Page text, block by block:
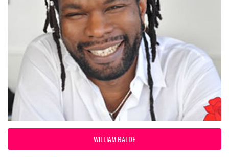
WILLIAM BALDE